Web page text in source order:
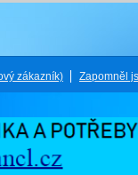
zákazník) Zapomněl